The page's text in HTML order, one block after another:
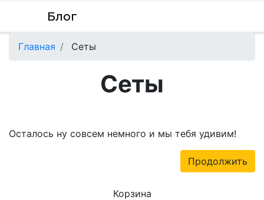
Блог
Главная Сеты
Сеты
Осталось ну совсем немного и мы тебя удивим!
Продолжить
Корзина